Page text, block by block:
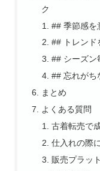
ク
## 季節感を
## トレンド
## シーズン
## 忘れがち
まとめ
よくある質問
古着転売で
仕入れの際
販売プラッ